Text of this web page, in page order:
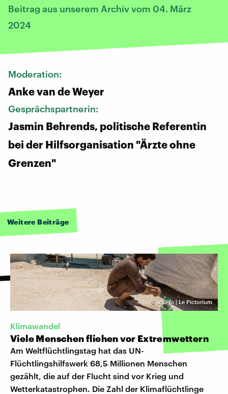
Beitrag aus unserem Archiv vom 04. März
2024
Moderation:
Anke van de Weyer
Gesprächspartnerin:
Jasmin Behrends, politische Referentin
bei der Hilfsorganisation "Ärzte ohne
Grenzen"
Weitere Beiträge
©imago | Le Pictorium
Klimawandel
Viele Menschen fliehen vor Extremwettern
Am Weltflüchtlingstag hat das UN-
Flüchtlingshilfswerk 68,5 Millionen Menschen
gezählt, die auf der Flucht sind vor Krieg und
Wetterkatastrophen. Die Zahl der Klimaflüchtlinge